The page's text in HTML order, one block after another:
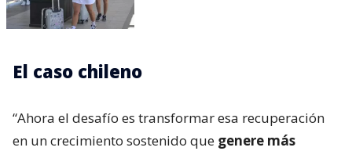
El caso chileno
“Ahora el desafío es transformar esa recuperación
en un crecimiento sostenido que genere más